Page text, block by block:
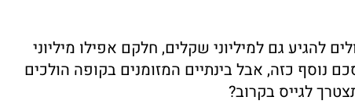
להגיע גם למיליוני שקלים, חלקם אפילו מיליוני
נוסף כזה, אבל בינתיים המזומנים בקופה הולכים
לגייס בקרוב?